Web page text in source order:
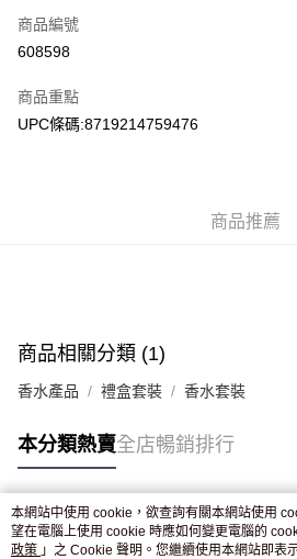
Apple Pay
WeChat Pay
JD京東物流，訂單確認發貨後2-4個工作
商品編號
608598
商品重點
UPC條碼:8719214759476
商品推薦
商品相關分類 (1)
香水產品 禮盒套裝 香水套裝
本分類熱賣全店暢銷排行
熱門標籤
本網站中使用 cookie，欲查詢有關本網站使用
望在電腦上使用 cookie 時應如何變更電腦的
政策 」之 Cookie 聲明。您繼續使用本網站即表